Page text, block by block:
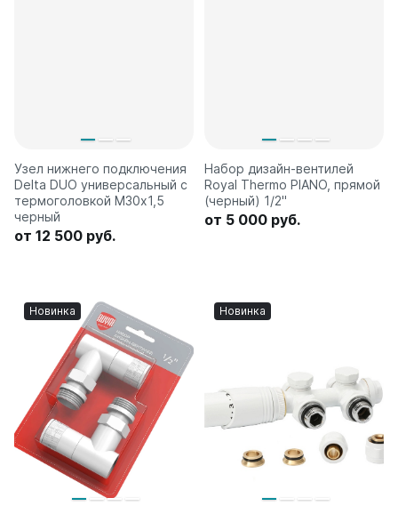
Узел нижнего подключения
Delta DUO универсальный с
термоголовкой М30х1,5
черный
от 12 500 руб.
Набор дизайн-вентилей
Royal Thermo PIANO, прямой
(черный) 1/2"
от 5 000 руб.
Новинка Новинка